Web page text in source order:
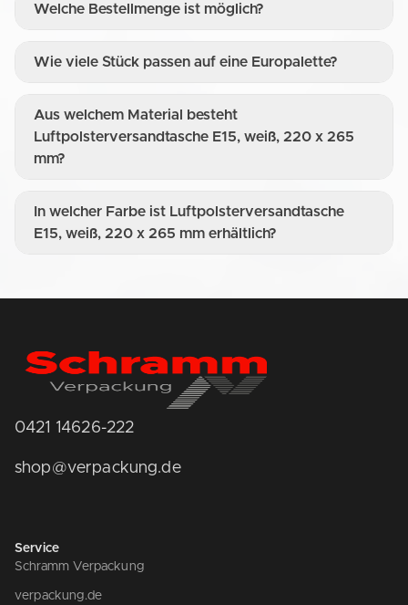
Welche Bestellmenge ist möglich?
Wie viele Stück passen auf eine Europalette?
Aus welchem Material besteht
Luftpolsterversandtasche E15, weiß, 220 x 265
mm?
In welcher Farbe ist Luftpolsterversandtasche
E15, weiß, 220 x 265 mm erhältlich?
0421 14626-222
shop@verpackung.de
Service
Schramm Verpackung
verpackung.de